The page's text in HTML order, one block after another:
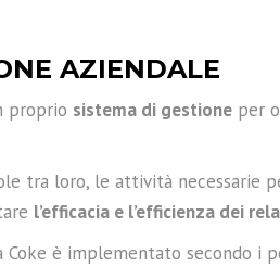
AZIENDALE
proprio sistema di gestione per
tra loro, le attività necessarie
l’efficacia e l’efficienza dei
è implementato secondo i